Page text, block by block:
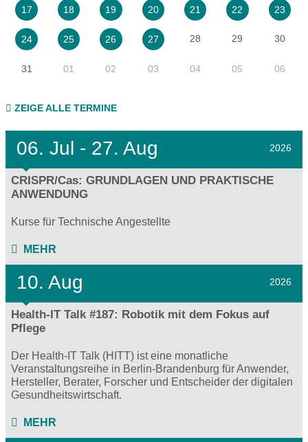
17 18 19 20 21 22 23
24 25 26 27 28 29 30
31 01 02 03 04 05 06
ZEIGE ALLE TERMINE
06. Jul - 27. Aug 2026
CRISPR/Cas: GRUNDLAGEN UND PRAKTISCHE
ANWENDUNG
Kurse für Technische Angestellte
MEHR
10. Aug 2026
Health-IT Talk #187: Robotik mit dem Fokus auf
Pflege
Der Health-IT Talk (HITT) ist eine monatliche
Veranstaltungsreihe in Berlin-Brandenburg für Anwender,
Hersteller, Berater, Forscher und Entscheider der digitalen
Gesundheitswirtschaft.
MEHR